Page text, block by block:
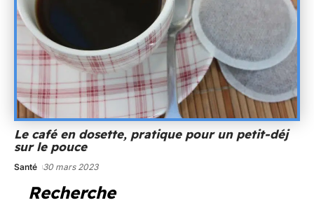
Le café en dosette, pratique pour un petit-déj
sur le pouce
Santé 30 mars 2023
Recherche